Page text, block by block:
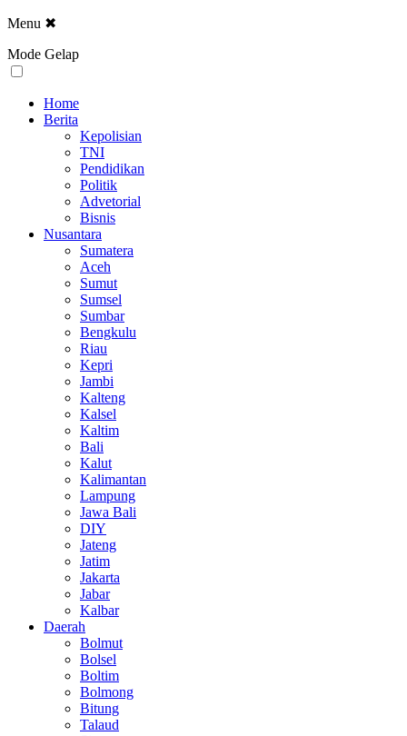
Menu ✖
Mode Gelap
Home
Berita
Kepolisian
TNI
Pendidikan
Politik
Advetorial
Bisnis
Nusantara
Sumatera
Aceh
Sumut
Sumsel
Sumbar
Bengkulu
Riau
Kepri
Jambi
Kalteng
Kalsel
Kaltim
Bali
Kalut
Kalimantan
Lampung
Jawa Bali
DIY
Jateng
Jatim
Jakarta
Jabar
Kalbar
Daerah
Bolmut
Bolsel
Boltim
Bolmong
Bitung
Talaud